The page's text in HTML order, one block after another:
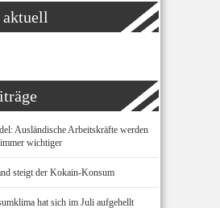
Ausländische Arbeitskräfte werden
wichtiger
steigt der Kokain-Konsum
hat sich im Juli aufgehellt